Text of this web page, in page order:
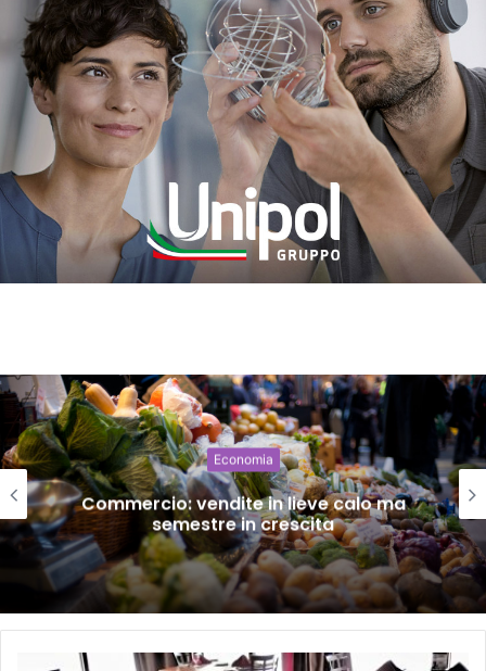
Economia
Commercio: vendite in lieve calo ma
semestre in crescita